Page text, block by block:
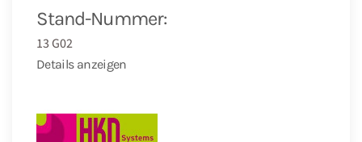
Stand-Nummer:
13 G02
Details anzeigen